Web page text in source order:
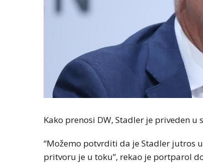
Kako prenosi DW, Stadler je priveden
“Možemo potvrditi da je Stadler jutros
pritvoru je u toku”, rekao je portparol